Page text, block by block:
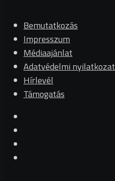
Bemutatkozás
Impresszum
Médiaajánlat
Adatvédelmi nyilatkozat
Hírlevél
Támogatás